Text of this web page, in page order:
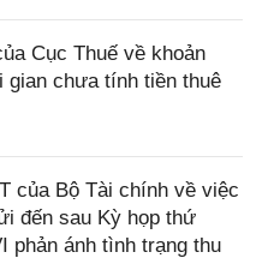
Cục Thuế về khoản
chưa tính tiền thuê
của Bộ Tài chính về việc
đến sau Kỳ họp thứ
phản ánh tình trạng thu